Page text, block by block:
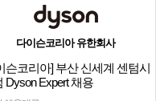
다이슨코리아 유한회사
슨코리아] 부산 신세계 센텀시
Dyson Expert 채용